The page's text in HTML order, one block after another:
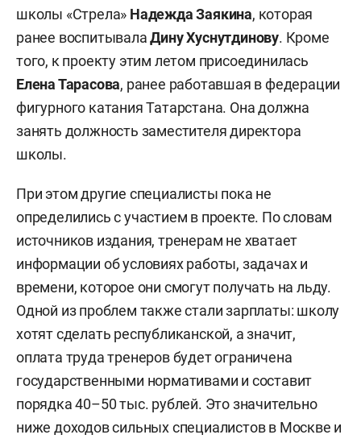
школы «Стрела» Надежда Заякина, которая
ранее воспитывалаДину Хуснутдинову. Кроме
того, к проекту этим летом присоединилась
Елена Тарасова, ранее работавшая в федерации
фигурного катания Татарстана. Она должна
занять должность заместителя директора
школы.
При этом другие специалисты пока не
определились с участием в проекте. По словам
источников издания, тренерам не хватает
информации об условиях работы, задачах и
времени, которое они смогут получать на льду.
Одной из проблем также стали зарплаты: школу
хотят сделать республиканской, а значит,
оплата труда тренеров будет ограничена
государственными нормативами и составит
порядка 40–50 тыс. рублей. Это значительно
ниже доходов сильных специалистов в Москве и